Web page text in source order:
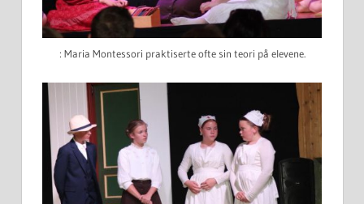
: Maria Montessori praktiserte ofte sin teori på elevene.